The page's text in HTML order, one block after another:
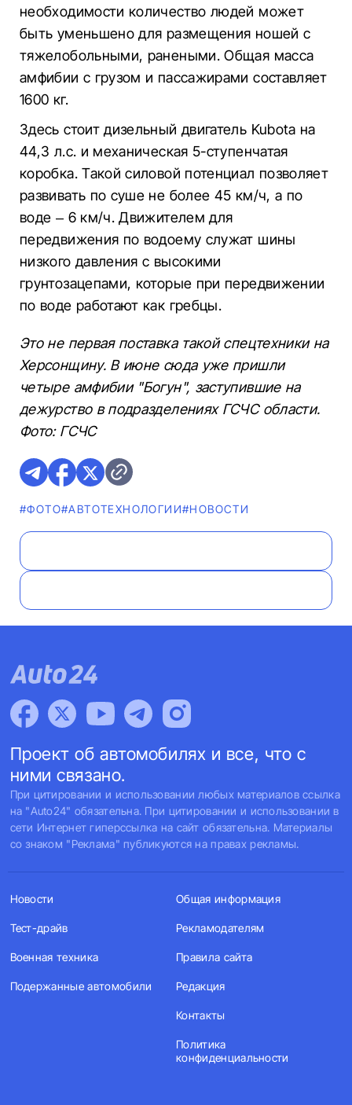
необходимости количество людей может
быть уменьшено для размещения ношей с
тяжелобольными, ранеными. Общая масса
амфибии с грузом и пассажирами составляет
1600 кг.
Здесь стоит дизельный двигатель Kubota на
44,3 л.с. и механическая 5-ступенчатая
коробка. Такой силовой потенциал позволяет
развивать по суше не более 45 км/ч, а по
воде – 6 км/ч. Движителем для
передвижения по водоему служат шины
низкого давления с высокими
грунтозацепами, которые при передвижении
по воде работают как гребцы.
Это не первая поставка такой спецтехники на
Херсонщину. В июне сюда уже пришли
четыре амфибии "Богун", заступившие на
дежурство в подразделениях ГСЧС области.
Фото: ГСЧС
#ФОТО#АВТОТЕХНОЛОГИИ#НОВОСТИ
Проект об автомобилях и все, что с
ними связано.
При цитировании и использовании любых материалов ссылка
на "Auto24" обязательна. При цитировании и использовании в
сети Интернет гиперссылка на сайт обязательна. Материалы
со знаком "Реклама" публикуются на правах рекламы.
Новости
Тест-драйв
Военная техника
Подержанные автомобили
Общая информация
Рекламодателям
Правила сайта
Редакция
Контакты
Политика
конфиденциальности